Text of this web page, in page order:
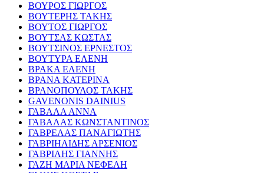
ΒΟΥΡΟΣ ΓΙΩΡΓΟΣ
ΒΟΥΤΕΡΗΣ ΤΑΚΗΣ
ΒΟΥΤΟΣ ΓΙΩΡΓΟΣ
ΒΟΥΤΣΑΣ ΚΩΣΤΑΣ
ΒΟΥΤΣΙΝΟΣ ΕΡΝΕΣΤΟΣ
ΒΟΥΤΥΡΑ ΕΛΕΝΗ
ΒΡΑΚΑ ΕΛΕΝΗ
ΒΡΑΝΑ ΚΑΤΕΡΙΝΑ
ΒΡΑΝΟΠΟΥΛΟΣ ΤΑΚΗΣ
GAVENONIS DAINIUS
ΓΑΒΑΛΑ ΑΝΝΑ
ΓΑΒΑΛΑΣ ΚΩΝΣΤΑΝΤΙΝΟΣ
ΓΑΒΡΕΛΑΣ ΠΑΝΑΓΙΩΤΗΣ
ΓΑΒΡΙΗΛΙΔΗΣ ΑΡΣΕΝΙΟΣ
ΓΑΒΡΙΛΗΣ ΓΙΑΝΝΗΣ
ΓΑΖΗ ΜΑΡΙΑ ΝΕΦΕΛΗ